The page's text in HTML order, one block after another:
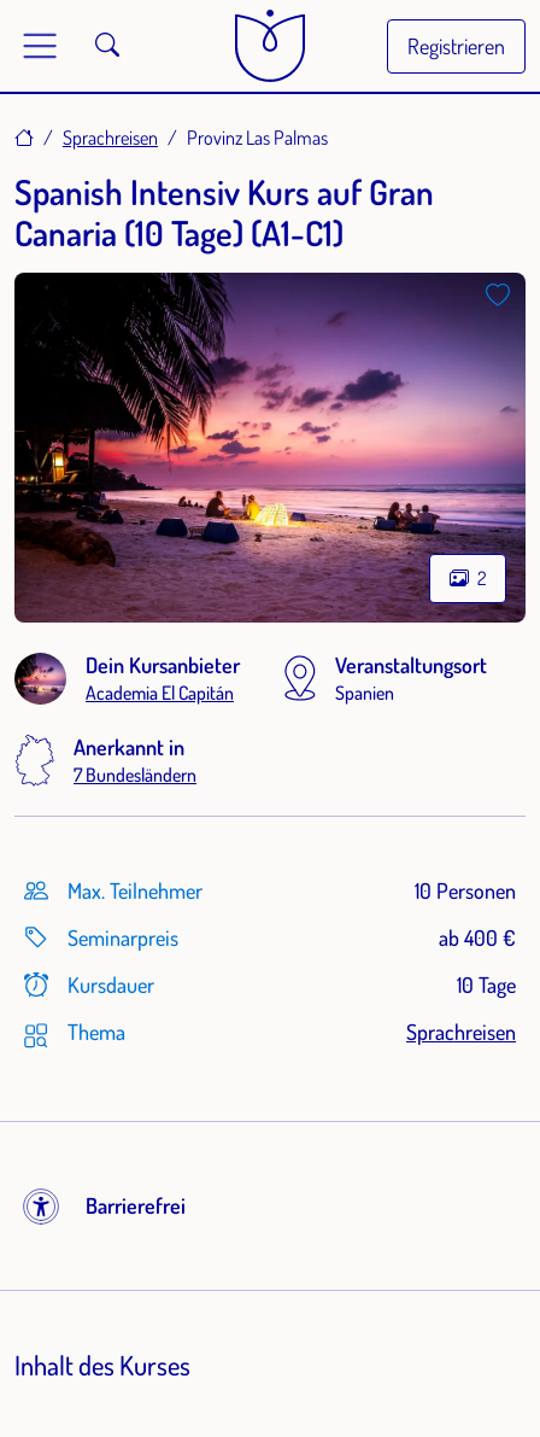
Registrieren
HomeSprachreisen Provinz Las Palmas
Spanish Intensiv Kurs auf Gran
Canaria (10 Tage) (A1-C1)
2
Dein Kursanbieter
Academia El Capitán
Veranstaltungsort
Spanien
Anerkannt in
7 Bundesländern
Max. Teilnehmer
10 Personen
Seminarpreis
ab 400 €
Kursdauer
10 Tage
Thema
Sprachreisen
Barrierefrei
Inhalt des Kurses